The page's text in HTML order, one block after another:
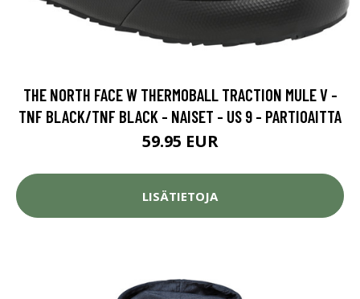
THE NORTH FACE W THERMOBALL TRACTION MULE V -
TNF BLACK/TNF BLACK - NAISET - US 9 - PARTIOAITTA
59.95 EUR
LISÄTIETOJA